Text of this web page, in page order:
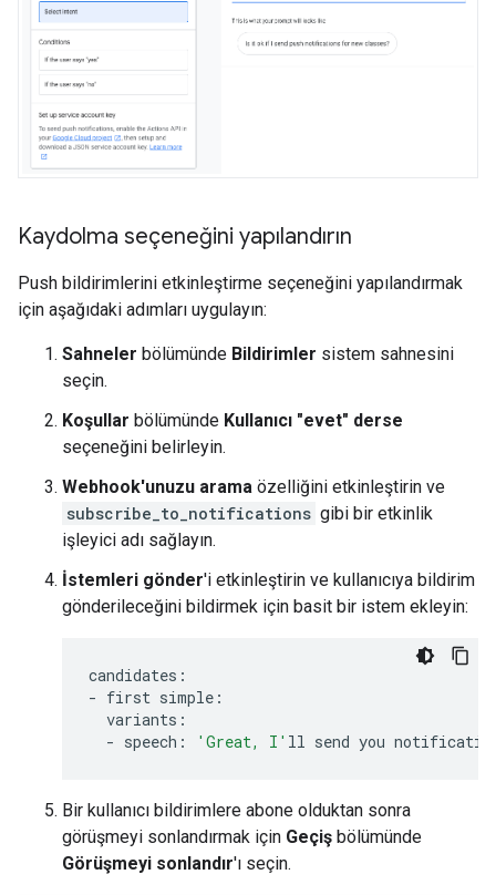
Kaydolma seçeneğini yapılandırın
Push bildirimlerini etkinleştirme seçeneğini yapılandırmak
için aşağıdaki adımları uygulayın:
Sahneler bölümünde Bildirimler sistem sahnesini
seçin.
Koşullar bölümünde Kullanıcı "evet" derse
seçeneğini belirleyin.
Webhook'unuzu arama özelliğini etkinleştirin ve
subscribe_to_notifications gibi bir etkinlik
işleyici adı sağlayın.
İstemleri gönder'i etkinleştirin ve kullanıcıya bildirim
gönderileceğini bildirmek için basit bir istem ekleyin:
candidates :
- first simple :
variants :
- speech : 'Great, I' ll send you
Bir kullanıcı bildirimlere abone olduktan sonra
görüşmeyi sonlandırmak için Geçiş bölümünde
Görüşmeyi sonlandır'ı seçin.